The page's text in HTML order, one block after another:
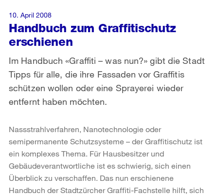
Handbuch zum Graffitischutz
erschienen
Im Handbuch «Graffiti – was nun?» gibt die Stadt
Tipps für alle, die ihre Fassaden vor Graffitis
schützen wollen oder eine Sprayerei wieder
entfernt haben möchten.
10. April 2008
Nassstrahlverfahren, Nanotechnologie oder
semipermanente Schutzsysteme – der Graffitischutz ist
ein komplexes Thema. Für Hausbesitzer und
Gebäudeverantwortliche ist es schwierig, sich einen
Überblick zu verschaffen. Das nun erschienene
Handbuch der Stadtzürcher Graffiti-Fachstelle hilft, sich